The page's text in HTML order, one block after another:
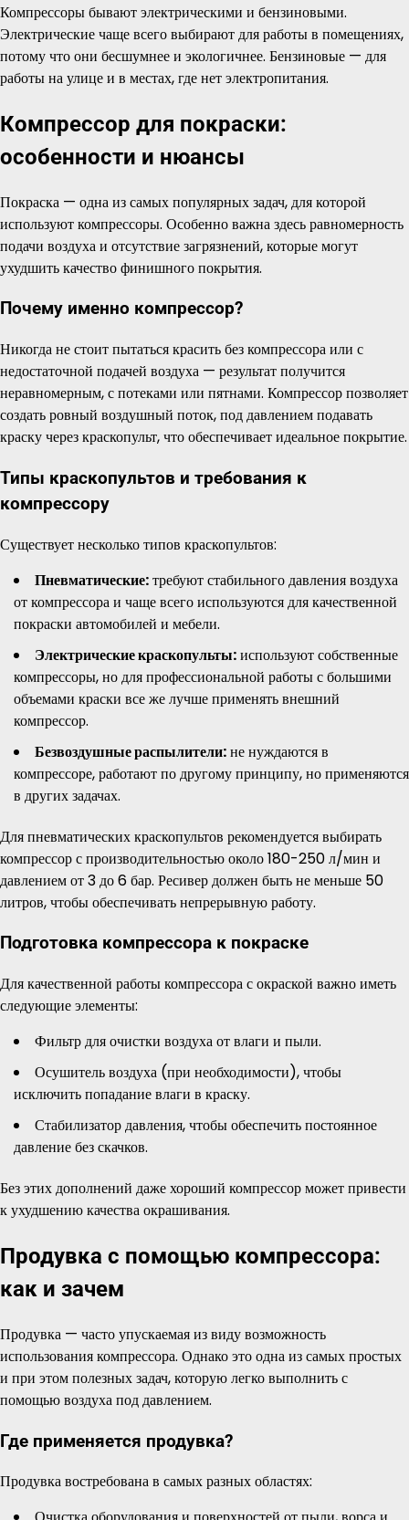
Компрессоры бывают электрическими и бензиновыми.
Электрические чаще всего выбирают для работы в помещениях,
потому что они бесшумнее и экологичнее. Бензиновые — для
работы на улице и в местах, где нет электропитания.
Компрессор для покраски:
особенности и нюансы
Покраска — одна из самых популярных задач, для которой
используют компрессоры. Особенно важна здесь равномерность
подачи воздуха и отсутствие загрязнений, которые могут
ухудшить качество финишного покрытия.
Почему именно компрессор?
Никогда не стоит пытаться красить без компрессора или с
недостаточной подачей воздуха — результат получится
неравномерным, с потеками или пятнами. Компрессор позволяет
создать ровный воздушный поток, под давлением подавать
краску через краскопульт, что обеспечивает идеальное покрытие.
Типы краскопультов и требования к
компрессору
Существует несколько типов краскопультов:
Пневматические:требуют стабильного давления воздуха
от компрессора и чаще всего используются для качественной
покраски автомобилей и мебели.
Электрические краскопульты:используют собственные
компрессоры, но для профессиональной работы с большими
объемами краски все же лучше применять внешний
компрессор.
Безвоздушные распылители:не нуждаются в
компрессоре, работают по другому принципу, но применяются
в других задачах.
Для пневматических краскопультов рекомендуется выбирать
компрессор с производительностью около 180-250 л/мин и
давлением от 3 до 6 бар. Ресивер должен быть не меньше 50
литров, чтобы обеспечивать непрерывную работу.
Подготовка компрессора к покраске
Для качественной работы компрессора с окраской важно иметь
следующие элементы:
Фильтр для очистки воздуха от влаги и пыли.
Осушитель воздуха (при необходимости), чтобы
исключить попадание влаги в краску.
Стабилизатор давления, чтобы обеспечить постоянное
давление без скачков.
Без этих дополнений даже хороший компрессор может привести
к ухудшению качества окрашивания.
Продувка с помощью компрессора:
как и зачем
Продувка — часто упускаемая из виду возможность
использования компрессора. Однако это одна из самых простых
и при этом полезных задач, которую легко выполнить с
помощью воздуха под давлением.
Где применяется продувка?
Продувка востребована в самых разных областях: